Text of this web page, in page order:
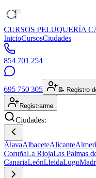
CURSOS PELUQUERÍA
InicioCursosCiudades
854 701 254
695 750 305 📝 Registro
Registrarme
Ciudades:
ÁlavaAlbaceteAlicante
CoruñaLa RiojaLas Palmas
CanariaLeónLleidaLugo